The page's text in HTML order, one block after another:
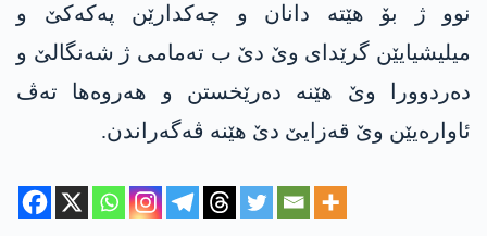
نوو ژ بۆ هێته‌ دانان و چه‌كدارێن په‌كه‌كێ و
میلیشیایێن گرێدای وێ دێ ب ته‌مامی ژ شه‌نگالێ و
ده‌ردوورا وێ هێنه‌ ده‌رێخستن و هه‌روه‌ها ته‌ڤ
ئاواره‌یێن وێ قه‌زایێ دێ هێنه‌ ڤه‌گه‌راندن.